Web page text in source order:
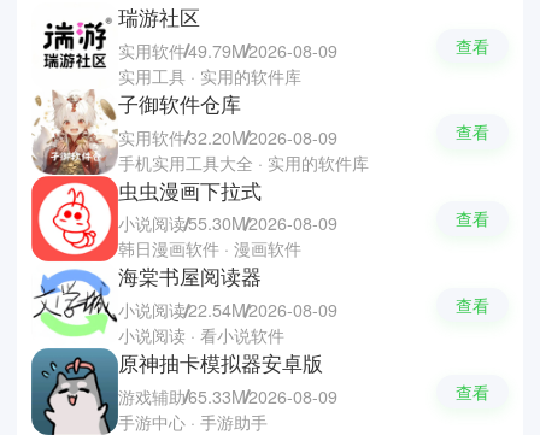
瑞游社区
实用软件49.79M2026-08-09
实用工具 · 实用的软件库
查看
子御软件仓库
实用软件32.20M2026-08-09
手机实用工具大全 · 实用的软件库
查看
虫虫漫画下拉式
小说阅读55.30M2026-08-09
韩日漫画软件 · 漫画软件
查看
海棠书屋阅读器
小说阅读22.54M2026-08-09
小说阅读 · 看小说软件
查看
原神抽卡模拟器安卓版
游戏辅助65.33M2026-08-09
手游中心 · 手游助手
查看